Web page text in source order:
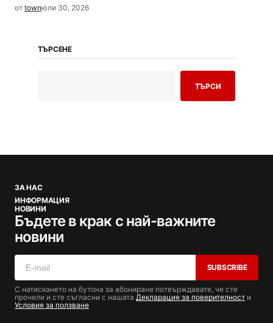
от townюли 30, 2026
ТЪРСЕНЕ
ТЪРСИ
ЗА НАС
ИНФОРМАЦИЯ
НОВИНИ
Бъдете в крак с най-важните
новини
SUBSCRIBE
С натискането на бутона за абониране потвърждавате, че сте
прочели и сте съгласни с нашата Декларация за поверителност и
Условия за ползване